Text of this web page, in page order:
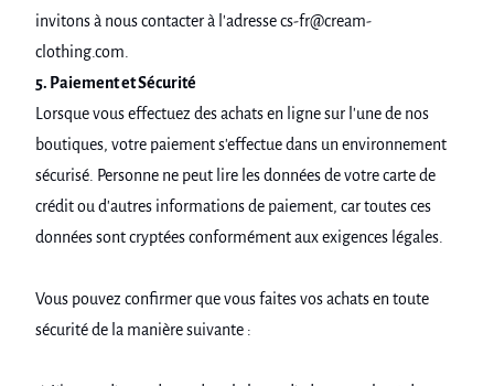
invitons à nous contacter à l'adresse cs-fr@cream-
clothing.com.
5. Paiement et Sécurité
Lorsque vous effectuez des achats en ligne sur l'une de nos
boutiques, votre paiement s'effectue dans un environnement
sécurisé. Personne ne peut lire les données de votre carte de
crédit ou d'autres informations de paiement, car toutes ces
données sont cryptées conformément aux exigences légales.
Vous pouvez confirmer que vous faites vos achats en toute
sécurité de la manière suivante :